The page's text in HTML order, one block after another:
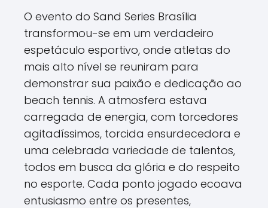
O evento do Sand Series Brasília
transformou-se em um verdadeiro
espetáculo esportivo, onde atletas do
mais alto nível se reuniram para
demonstrar sua paixão e dedicação ao
beach tennis. A atmosfera estava
carregada de energia, com torcedores
agitadíssimos, torcida ensurdecedora e
uma celebrada variedade de talentos,
todos em busca da glória e do respeito
no esporte. Cada ponto jogado ecoava
entusiasmo entre os presentes,